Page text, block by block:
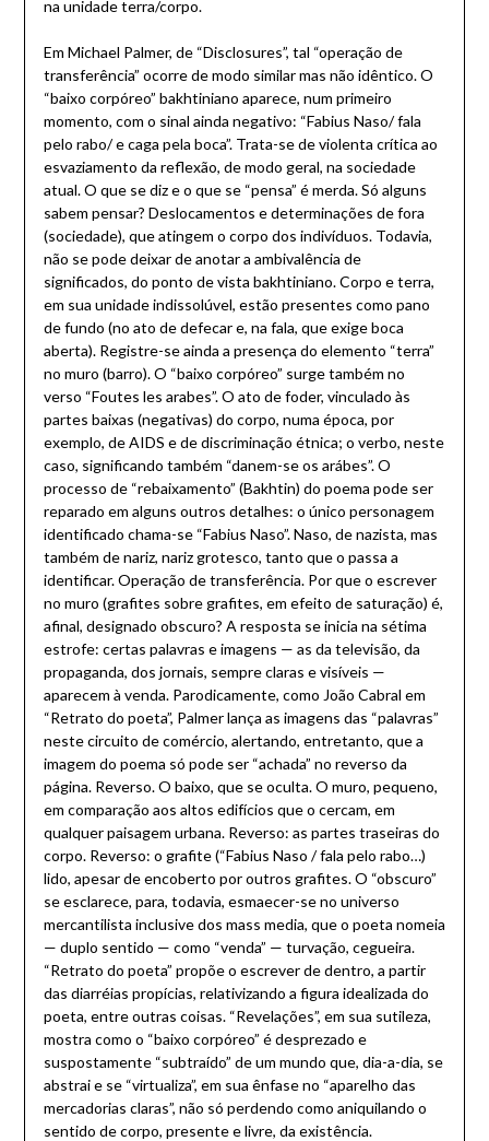
na unidade terra/corpo.
Em Michael Palmer, de “Disclosures”, tal “operação de
transferência” ocorre de modo similar mas não idêntico. O
“baixo corpóreo” bakhtiniano aparece, num primeiro
momento, com o sinal ainda negativo: “Fabius Naso/ fala
pelo rabo/ e caga pela boca”. Trata-se de violenta crítica ao
esvaziamento da reflexão, de modo geral, na sociedade
atual. O que se diz e o que se “pensa” é merda. Só alguns
sabem pensar? Deslocamentos e determinações de fora
(sociedade), que atingem o corpo dos indivíduos. Todavia,
não se pode deixar de anotar a ambivalência de
significados, do ponto de vista bakhtiniano. Corpo e terra,
em sua unidade indissolúvel, estão presentes como pano
de fundo (no ato de defecar e, na fala, que exige boca
aberta). Registre-se ainda a presença do elemento “terra”
no muro (barro). O “baixo corpóreo” surge também no
verso “Foutes les arabes”. O ato de foder, vinculado às
partes baixas (negativas) do corpo, numa época, por
exemplo, de AIDS e de discriminação étnica; o verbo, neste
caso, significando também “danem-se os arábes”. O
processo de “rebaixamento” (Bakhtin) do poema pode ser
reparado em alguns outros detalhes: o único personagem
identificado chama-se “Fabius Naso”. Naso, de nazista, mas
também de nariz, nariz grotesco, tanto que o passa a
identificar. Operação de transferência. Por que o escrever
no muro (grafites sobre grafites, em efeito de saturação) é,
afinal, designado obscuro? A resposta se inicia na sétima
estrofe: certas palavras e imagens — as da televisão, da
propaganda, dos jornais, sempre claras e visíveis —
aparecem à venda. Parodicamente, como João Cabral em
“Retrato do poeta”, Palmer lança as imagens das “palavras”
neste circuito de comércio, alertando, entretanto, que a
imagem do poema só pode ser “achada” no reverso da
página. Reverso. O baixo, que se oculta. O muro, pequeno,
em comparação aos altos edifícios que o cercam, em
qualquer paisagem urbana. Reverso: as partes traseiras do
corpo. Reverso: o grafite (“Fabius Naso / fala pelo rabo…)
lido, apesar de encoberto por outros grafites. O “obscuro”
se esclarece, para, todavia, esmaecer-se no universo
mercantilista inclusive dos mass media, que o poeta nomeia
— duplo sentido — como “venda” — turvação, cegueira.
“Retrato do poeta” propõe o escrever de dentro, a partir
das diarréias propícias, relativizando a figura idealizada do
poeta, entre outras coisas. “Revelações”, em sua sutileza,
mostra como o “baixo corpóreo” é desprezado e
suspostamente “subtraído” de um mundo que, dia-a-dia, se
abstrai e se “virtualiza”, em sua ênfase no “aparelho das
mercadorias claras”, não só perdendo como aniquilando o
sentido de corpo, presente e livre, da existência.